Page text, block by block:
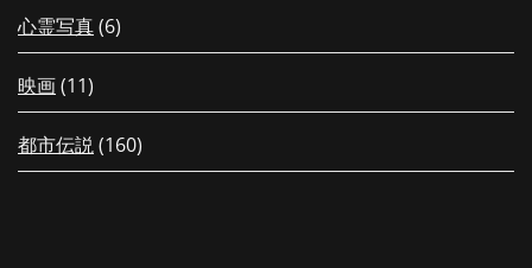
心霊写真(6)
映画(11)
都市伝説(160)